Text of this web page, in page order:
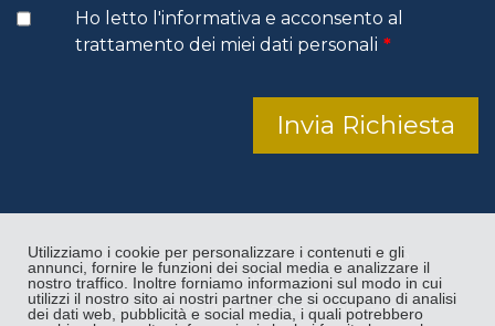
Utilizziamo i cookie per personalizzare i contenuti e gli
annunci, fornire le funzioni dei social media e analizzare il
nostro traffico. Inoltre forniamo informazioni sul modo in cui
utilizzi il nostro sito ai nostri partner che si occupano di analisi
dei dati web, pubblicità e social media, i quali potrebbero
Ho letto l'informativa e acconsento al
trattamento dei miei dati personali *
Invia Richiesta
Privacy Policy Cookie Policy
Site Map
Condividi
© 2026 DFOOD di Federica & Carlo snc.